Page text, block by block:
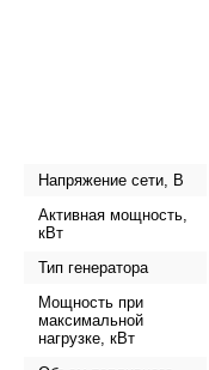
Напряжение сети, В
Активная мощность,
кВт
Тип генератора
Мощность при
максимальной
нагрузке, кВт